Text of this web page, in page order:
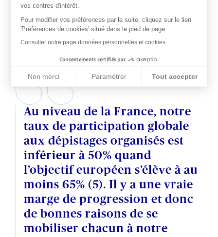
Aujourd’hui, malheureusement le dépistage du cancer
du sein est effectué par moins de 50% des femmes
éligibles et celui du col de l’utérus à près de 60 %. Le
dépistage du cancer colorectal est quant à lui encore
éligible qui l’effectue (4).
Au niveau de la France, notre
taux de participation globale
aux dépistages organisés est
inférieur à 50% quand
l’objectif européen s’élève à au
moins 65% (5). Il y a une vraie
marge de progression et donc
de bonnes raisons de se
mobiliser chacun à notre
vos centres d'intérêt.
Pour modifier vos préférences par la suite, cliquez sur le lien
'Préférences de cookies' situé dans le pied de page.
Consulter notre page données personnelles et cookies
Consentements certifiés par
Non merci Paramétrer Tout accepter
Axeptio consent
Plateforme de Gestion du Consentement : Personnalisez vos
Notre plateforme vous permet d'adapter et de gérer vos